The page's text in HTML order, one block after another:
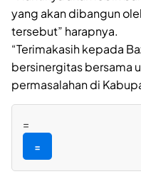
yang akan dibangun
tersebut” harapnya.
“Terimakasih kepada
bersinergitas bersama
permasalahan di
=
=